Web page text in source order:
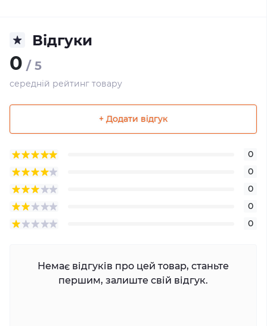
Відгуки
0 / 5
середній рейтинг товару
+ Додати відгук
0
0
0
0
0
Немає відгуків про цей товар, станьте
першим, залиште свій відгук.